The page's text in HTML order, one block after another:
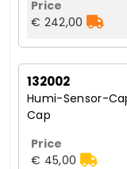
€ 242,00
132002
Humi-Sensor-
Cap
€ 45,00